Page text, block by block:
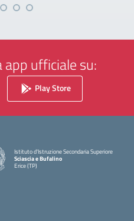
app ufficiale su:
Play Store
Istituto d'Istruzione Secondaria Superiore
Sciascia e Bufalino
Erice (TP)